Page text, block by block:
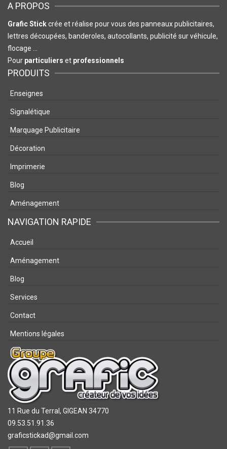
A PROPOS
Grafic Stickcrée et réalise pour vous des panneaux publicitaires,
lettres découpées, banderoles, autocollants, publicité sur véhicule,
flocage …
Pour particuliers et professionnels
PRODUITS
Enseignes
Signalétique
Marquage Publicitaire
Décoration
Imprimerie
Blog
Aménagement
NAVIGATION RAPIDE
Accueil
Aménagement
Blog
Services
Contact
Mentions légales
11 Rue du Terral, GIGEAN 34770
09.53.51.91.36
graficstickad@gmail.com